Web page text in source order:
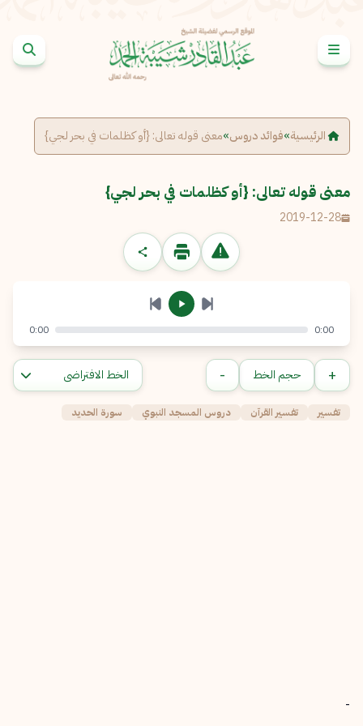
الرئيسية»فوائد دروس»معنى قوله تعالى: {أو كظلمات في بحر لجي}
معنى قوله تعالى: {أو كظلمات في بحر لجي}
2019-12-28
الإبلاغ عن مشكلة
الرسالة
إرسال إلغاء
0:00
0:00
+ حجم الخط -
تفسير تفسير القرآن دروس المسجد النبوي سورة الحديد
-